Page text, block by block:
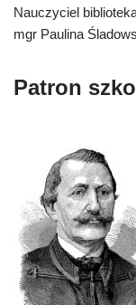
Nauczyciel
mgr Paulina
Patron